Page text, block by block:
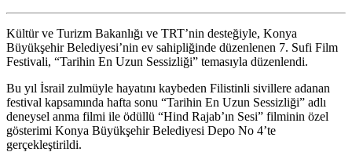
Kültür ve Turizm Bakanlığı ve TRT’nin desteğiyle, Konya
Büyükşehir Belediyesi’nin ev sahipliğinde düzenlenen 7. Sufi Film
Festivali, “Tarihin En Uzun Sessizliği” temasıyla düzenlendi.
Bu yıl İsrail zulmüyle hayatını kaybeden Filistinli sivillere adanan
festival kapsamında hafta sonu “Tarihin En Uzun Sessizliği” adlı
deneysel anma filmi ile ödüllü “Hind Rajab’ın Sesi” filminin özel
gösterimi Konya Büyükşehir Belediyesi Depo No 4’te
gerçekleştirildi.